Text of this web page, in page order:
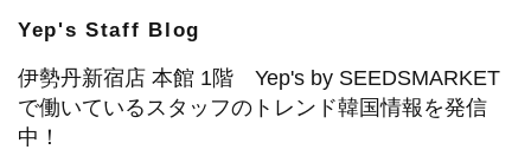
Yep's Staff Blog
伊勢丹新宿店 本館 1階 Yep's by SEEDSMARKET
で働いているスタッフのトレンド韓国情報を発信
中！